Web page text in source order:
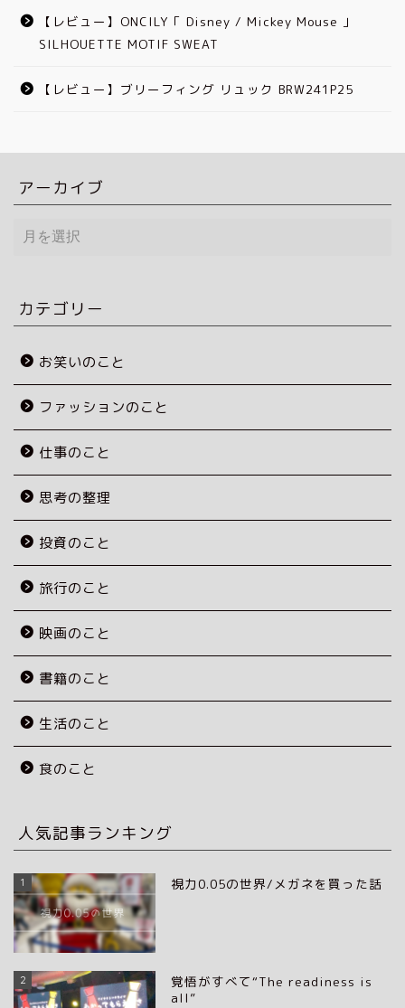
【レビュー】ONCILY「 Disney / Mickey Mouse 」
SILHOUETTE MOTIF SWEAT
【レビュー】ブリーフィング リュック BRW241P25
アーカイブ
ア
ー
ブ
カテゴリー
お笑いのこと
ファッションのこと
仕事のこと
思考の整理
投資のこと
旅行のこと
映画のこと
書籍のこと
生活のこと
食のこと
人気記事ランキング
1 視力0.05の世界/メガネを買った話
2
覚悟がすべて“The readiness is
all”